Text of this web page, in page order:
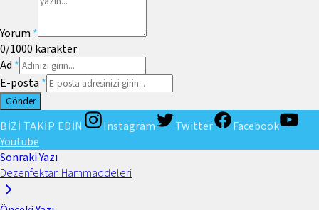
Yorum *
0/1000 karakter
Ad *
E-posta *
Gönder
BİZİ TAKİP EDİN Instagram Twitter
Facebook
Youtube
Sonraki Yazı
Dezenfektan Hammaddeleri